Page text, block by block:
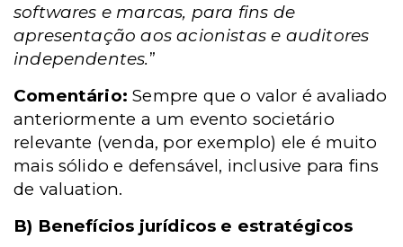
softwares e marcas, para fins de
apresentação aos acionistas e auditores
independentes.”
Comentário: Sempre que o valor é avaliado
anteriormente a um evento societário
relevante (venda, por exemplo) ele é muito
mais sólido e defensável, inclusive para fins
de valuation.
B) Benefícios jurídicos e estratégicos